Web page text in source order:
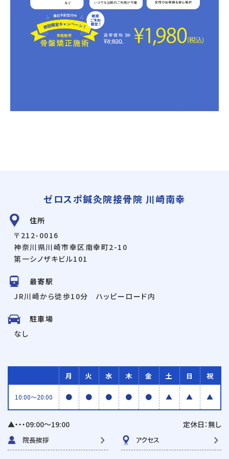
ゼロスポ鍼灸院接骨院 川崎南幸
住所
〒212-0016
神奈川県川崎市幸区南幸町2-10
第一シノザキビル101
最寄駅
JR川崎から徒歩10分 ハッピーロード内
駐車場
なし
月 火 水 木 金 土 日 祝
10:00〜20:00 ● ● ● ● ● ▲ ▲ ▲
▲・・・09:00〜19:00 定休日：無し
院長挨拶 アクセス